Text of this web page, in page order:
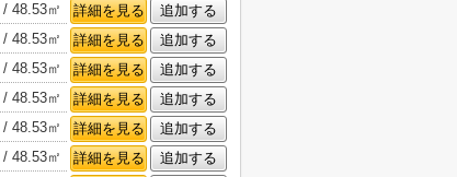
48.53㎡ 詳細を見る
追加する
48.53㎡ 詳細を見る
追加する
48.53㎡ 詳細を見る
追加する
48.53㎡ 詳細を見る
追加する
48.53㎡ 詳細を見る
追加する
48.53㎡ 詳細を見る
追加する